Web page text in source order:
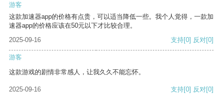
游客
这款加速器app的价格有点贵，可以适当降低一些。我个人觉得，一款加
速器app的价格应该在50元以下才比较合理。
2025-09-16
支持[0] 反对[0]
游客
这款游戏的剧情非常感人，让我久久不能忘怀。
2025-09-16 支持[0] 反对[0]